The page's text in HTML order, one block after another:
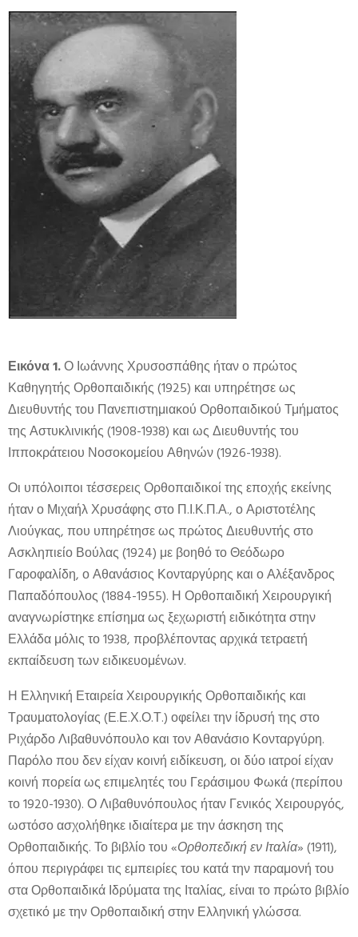
Εικόνα 1.Ο Ιωάννης Χρυσοσπάθης ήταν ο πρώτος
Καθηγητής Ορθοπαιδικής (1925) και υπηρέτησε ως
Διευθυντής του Πανεπιστημιακού Ορθοπαιδικού Τμήματος
της Αστυκλινικής (1908-1938) και ως Διευθυντής του
Ιπποκράτειου Νοσοκομείου Αθηνών (1926-1938).
Οι υπόλοιποι τέσσερεις Ορθοπαιδικοί της εποχής εκείνης
ήταν ο Μιχαήλ Χρυσάφης στο Π.Ι.Κ.Π.Α., ο Αριστοτέλης
Λιούγκας, που υπηρέτησε ως πρώτος Διευθυντής στο
Ασκληπιείο Βούλας (1924) με βοηθό το Θεόδωρο
Γαροφαλίδη, ο Αθανάσιος Κονταργύρης και ο Αλέξανδρος
Παπαδόπουλος (1884-1955). Η Ορθοπαιδική Χειρουργική
αναγνωρίστηκε επίσημα ως ξεχωριστή ειδικότητα στην
Ελλάδα μόλις το 1938, προβλέποντας αρχικά τετραετή
εκπαίδευση των ειδικευομένων.
Η Ελληνική Εταιρεία Χειρουργικής Ορθοπαιδικής και
Τραυματολογίας (Ε.Ε.Χ.Ο.Τ.) οφείλει την ίδρυσή της στο
Ριχάρδο Λιβαθυνόπουλο και τον Αθανάσιο Κονταργύρη.
Παρόλο που δεν είχαν κοινή ειδίκευση, οι δύο ιατροί είχαν
κοινή πορεία ως επιμελητές του Γεράσιμου Φωκά (περίπου
το 1920-1930). Ο Λιβαθυνόπουλος ήταν Γενικός Χειρουργός,
ωστόσο ασχολήθηκε ιδιαίτερα με την άσκηση της
Ορθοπαιδικής. Το βιβλίο του «Ορθοπεδική εν Ιταλία» (1911),
όπου περιγράφει τις εμπειρίες του κατά την παραμονή του
στα Ορθοπαιδικά Ιδρύματα της Ιταλίας, είναι το πρώτο βιβλίο
σχετικό με την Ορθοπαιδική στην Ελληνική γλώσσα.